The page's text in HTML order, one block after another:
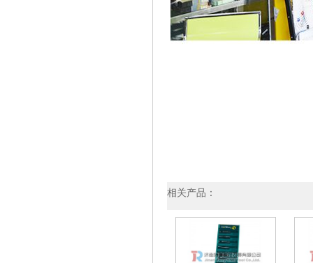
相关产品：